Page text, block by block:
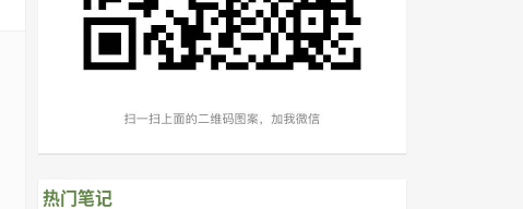
热门笔记